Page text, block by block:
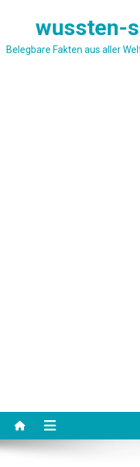
wussten-
Belegbare Fakten aus aller